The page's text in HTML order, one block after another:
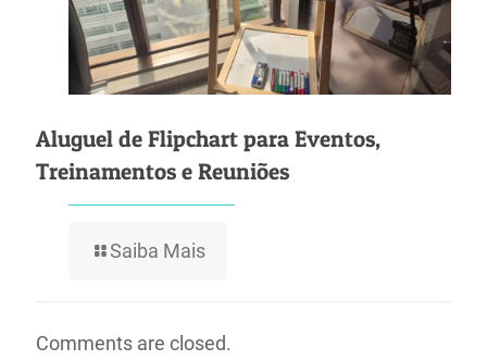
Aluguel de Flipchart para Eventos,
Treinamentos e Reuniões
Saiba Mais
Comments are closed.